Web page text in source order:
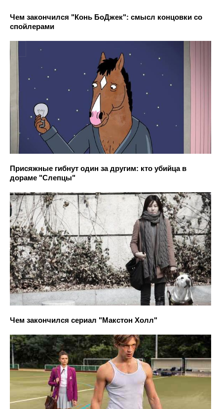
Чем закончился "Конь БоДжек": смысл концовки со
спойлерами
Присяжные гибнут один за другим: кто убийца в
дораме "Слепцы"
Чем закончился сериал "Макстон Холл"